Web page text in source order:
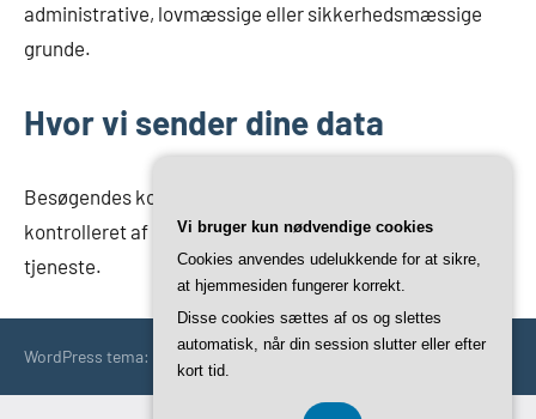
administrative, lovmæssige eller sikkerhedsmæssige
grunde.
Hvor vi sender dine data
Besøgendes kommentarer kan muligvis blive
kontrolleret af en automatisk spam-genkendelse
tjeneste.
WordPress tema: Occasio by ThemeZee.
Vi bruger kun nødvendige cookies
Cookies anvendes udelukkende for at sikre,
at hjemmesiden fungerer korrekt.
Disse cookies sættes af os og slettes
automatisk, når din session slutter eller efter
kort tid.